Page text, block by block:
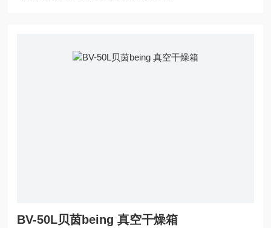
BV-50L贝茵being 真空干燥箱